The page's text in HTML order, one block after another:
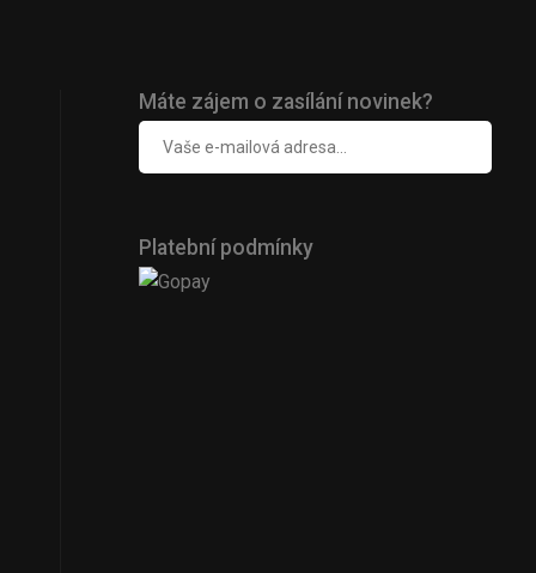
Máte zájem o zasílání novinek?
Platební podmínky